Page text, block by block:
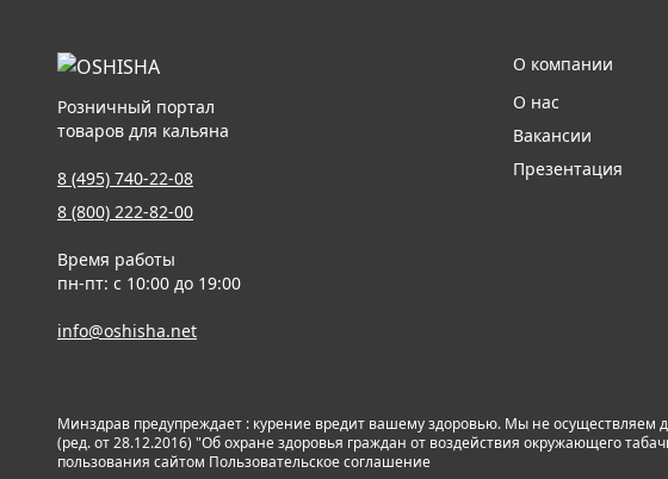
Розничный портал
товаров для кальяна
8 (495) 740-22-08
8 (800) 222-82-00
Время работы
пн-пт: с 10:00 до 19:00
info@oshisha.net
О компании
О нас
Вакансии
Презентация
Минздрав предупреждает : курение вредит вашему здоровью. Мы не
(ред. от 28.12.2016) "Об охране здоровья граждан от воздействия окружающего
пользования сайтом Пользовательское соглашение